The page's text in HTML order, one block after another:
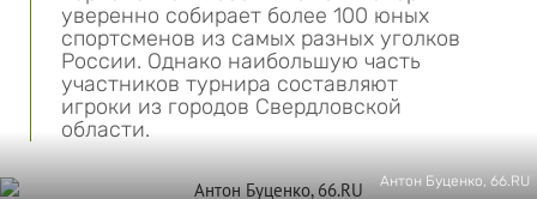
уверенно собирает более 100 юных
спортсменов из самых разных уголков
России. Однако наибольшую часть
участников турнира составляют
игроки из городов Свердловской
области.
Антон Буценко, 66.RU